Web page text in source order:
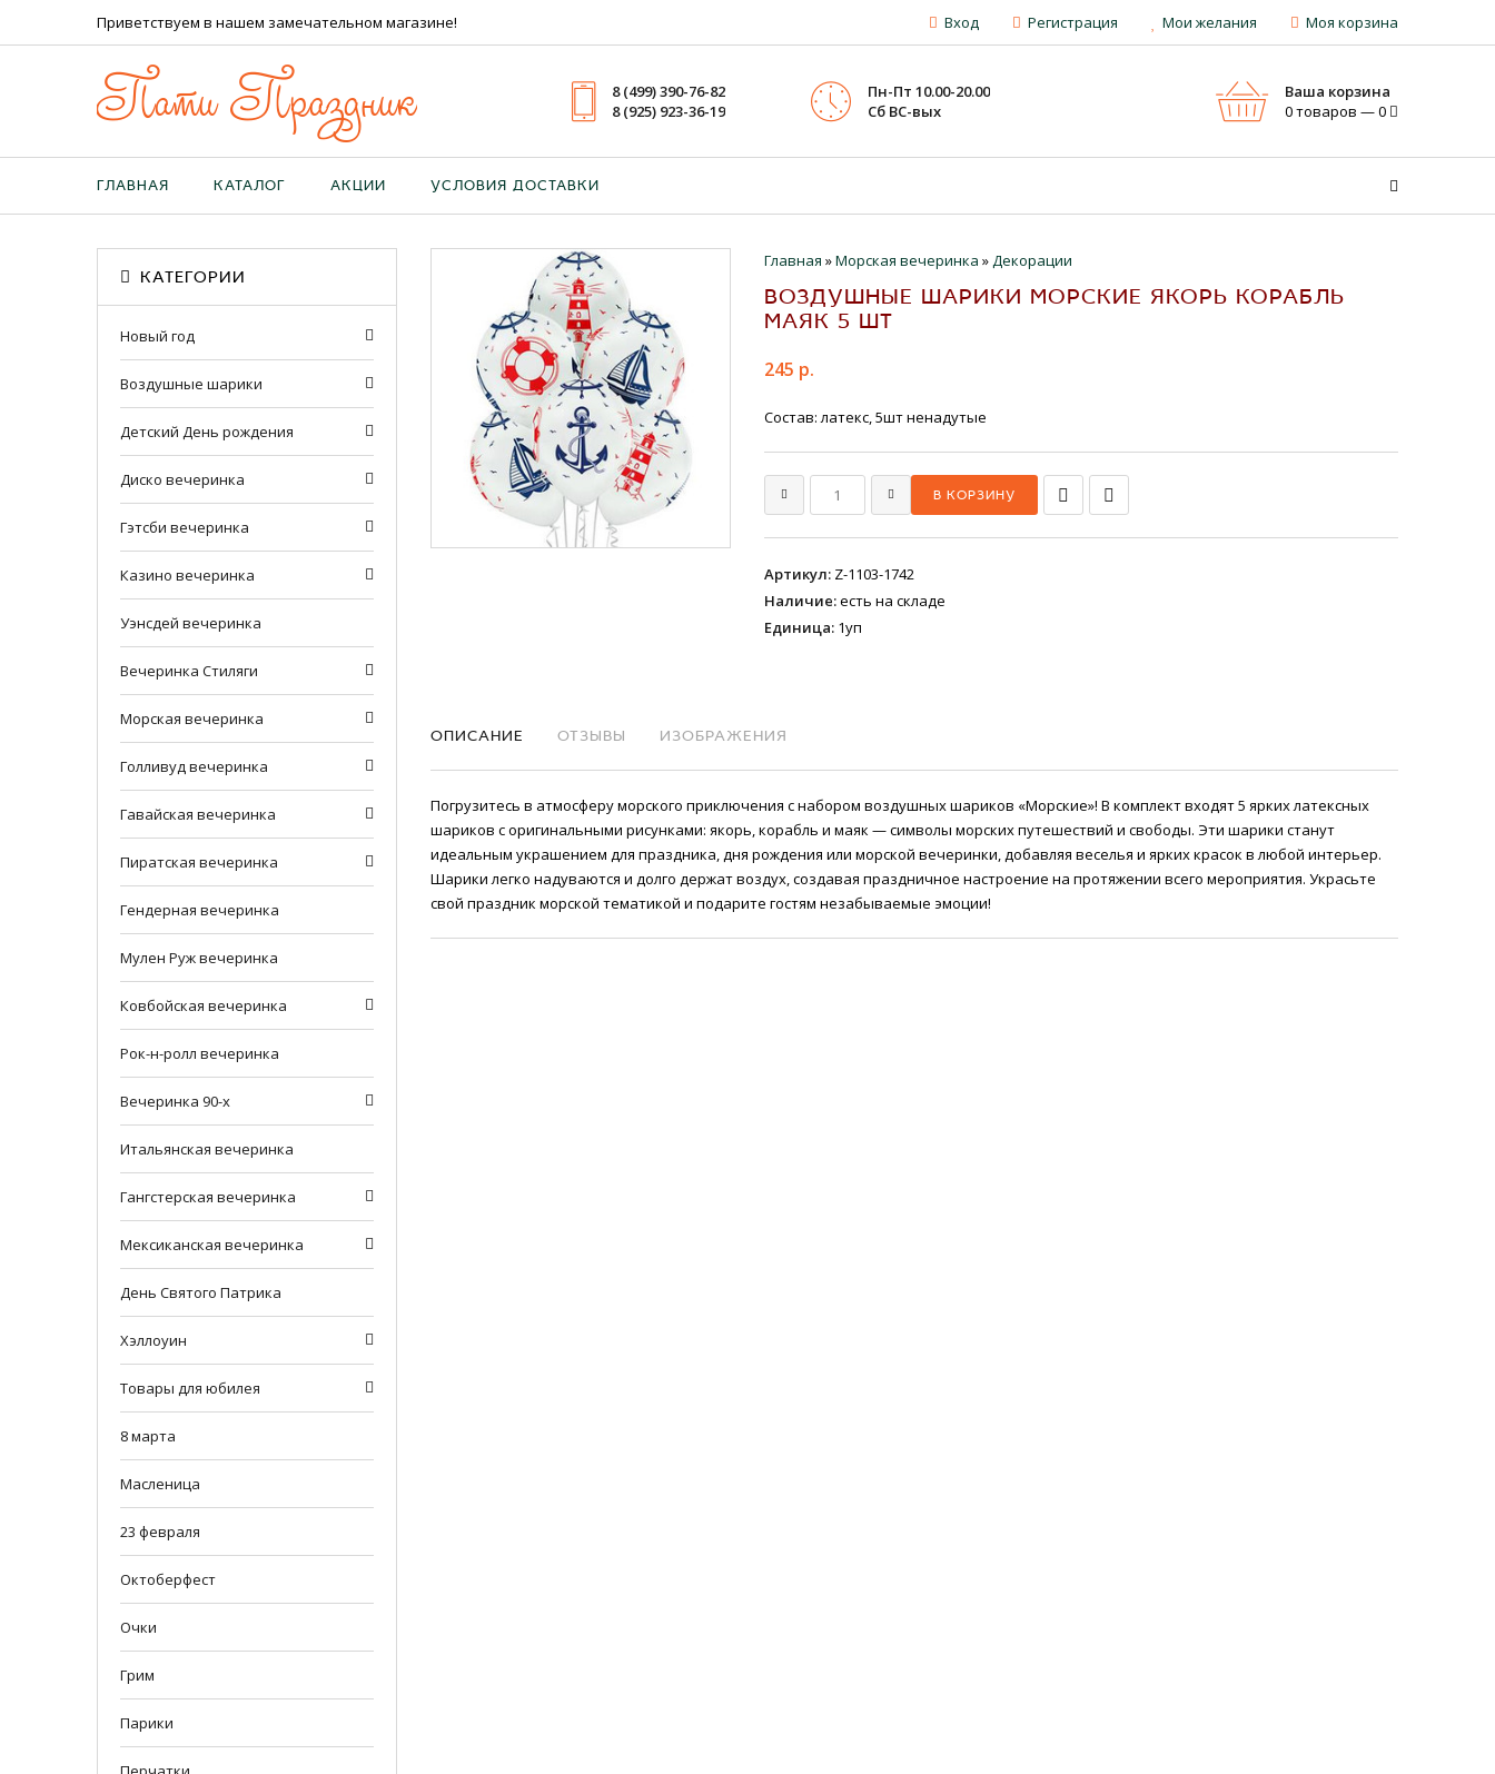
Приветствуем в нашем замечательном магазине! Вход Регистрация Мои желания Моя корзина
Пати Праздник
8 (499) 390-76-82
8 (925) 923-36-19
Пн-Пт 10.00-20.00
Cб ВС-вых
Ваша корзина
0 товаров — 0
ГЛАВНАЯ КАТАЛОГ АКЦИИ УСЛОВИЯ ДОСТАВКИ
Главная »Морская вечеринка »Декорации
ВОЗДУШНЫЕ ШАРИКИ МОРСКИЕ ЯКОРЬ КОРАБЛЬ
МАЯК 5 ШТ
245 р.
Состав: латекс, 5шт ненадутые
Артикул: Z-1103-1742
Наличие:есть на складе
Единица: 1уп
ОПИСАНИЕ ОТЗЫВЫ ИЗОБРАЖЕНИЯ
Погрузитесь в атмосферу морского приключения с набором воздушных шариков «Морские»! В комплект входят 5 ярких латексных
шариков с оригинальными рисунками: якорь, корабль и маяк — символы морских путешествий и свободы. Эти шарики станут
идеальным украшением для праздника, дня рождения или морской вечеринки, добавляя веселья и ярких красок в любой интерьер.
Шарики легко надуваются и долго держат воздух, создавая праздничное настроение на протяжении всего мероприятия. Украсьте
свой праздник морской тематикой и подарите гостям незабываемые эмоции!
КАТЕГОРИИ
Новый год
Воздушные шарики
Детский День рождения
Диско вечеринка
Гэтсби вечеринка
Казино вечеринка
Уэнсдей вечеринка
Вечеринка Стиляги
Морская вечеринка
Голливуд вечеринка
Гавайская вечеринка
Пирaтская вечеринка
Гендерная вечеринка
Мулен Руж вечеринка
Ковбойская вечеринка
Рок-н-ролл вечеринка
Вечеринка 90-х
Итальянская вечеринка
Гангстерская вечеринка
Мексиканская вечеринка
День Святого Патрика
Хэллоуин
Товары для юбилея
8 марта
Масленица
23 февраля
Октоберфест
Очки
Грим
Парики